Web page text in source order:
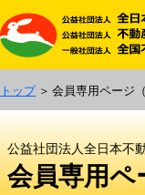
トップ 会員専用ページ
公益社団法人全日本不
会員専用ペ